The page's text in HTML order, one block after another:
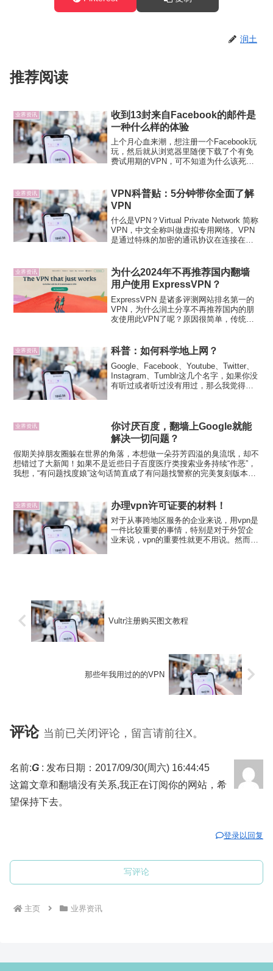
润土
推荐阅读
业界资讯
收到13封来自Facebook的邮件是
一种什么样的体验
上个月心血来潮，想注册一个Facebook玩
玩，然后就从浏览器里随便下载了个有免
费试用期的VPN，可不知道为什么该死的
后我直接放弃了,本以为事情到这里就结束
了，...
业界资讯
VPN科普贴：5分钟带你全面了解
VPN
什么是VPN？Virtual Private Network 简称
VPN，中文全称叫做虚拟专用网络。VPN
是通过特殊的加密的通讯协议在连接在
就好比是架设了一条...
业界资讯
为什么2024年不再推荐国内翻墙
用户使用 ExpressVPN？
ExpressVPN 是诸多评测网站排名第一的
VPN，为什么润土分享不再推荐国内的朋
友使用此VPN了呢？原因很简单，传统的
PureVPN等一众海外知名...
业界资讯 科普：如何科学地上网？
Google、Facebook、Youtube、Twitter、
Instagram、Tumblr这几个名字，如果你没
有听过或者听过没有用过，那么我觉得这
业界资讯
你讨厌百度，翻墙上Google就能
解决一切问题？
假期关掉朋友圈躲在世界的角落，本想做一朵芬芳四溢的臭流氓，却不
想错过了大新闻！如果不是近些日子百度医疗类搜索业务持续“作恶”，
我想，“有问题找度娘”这句话简直成了有问题找警察的完美复刻版本。
业界资讯 办理vpn许可证要的材料！
对于从事跨地区服务的企业来说，用vpn是
一件比较重要的事情，特别是对于外贸企
业来说，vpn的重要性就更不用说。然而对
Vultr注册购买图文教程
那些年我用过的的VPN
评论 当前已关闭评论，留言请前往X。
名前:G : 发布日期：2017/09/30(周六) 16:44:45
这篇文章和翻墙没有关系,我正在订阅你的网站，希
望保持下去。
登录以回复
写评论
主页 业界资讯